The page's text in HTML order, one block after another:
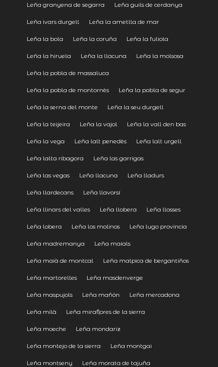
Leña granyena de segarra Leña guils de cerdanya
Leña ivars durgell Leña la ametlla de mar
Leña la bola Leña la coruña Leña la fuliola
Leña la hiruela Leña la llacuna Leña la molsosa
Leña la pobla de massaluca
Leña la pobla de montornès Leña la pobla de segur
Leña la serna del monte Leña la seu durgell
Leña la teijeira Leña la vajol Leña la vall den bas
Leña la vega Leña lalt penedès Leña lalt urgell
Leña lalta ribagora Leña las garrigas
Leña las vegas Leña llacuna Leña lladurs
Leña llardecans Leña llavorsí
Leña llinars del valles Leña llobera Leña llosses
Leña lobera Leña los molinos Leña lugo provincia
Leña madremanya Leña maials
Leña maià de montcal Leña malpica de bergantiños
Leña martorelles Leña masdenverge
Leña maspujols Leña mañón Leña mercadona
Leña milà Leña miraflores de la sierra
Leña moeche Leña mondariz
Leña montejo de la sierra Leña montgai
Leña montseny Leña morata de tajuña